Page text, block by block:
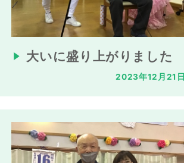
大いに盛り上がりました
2023年12月21日